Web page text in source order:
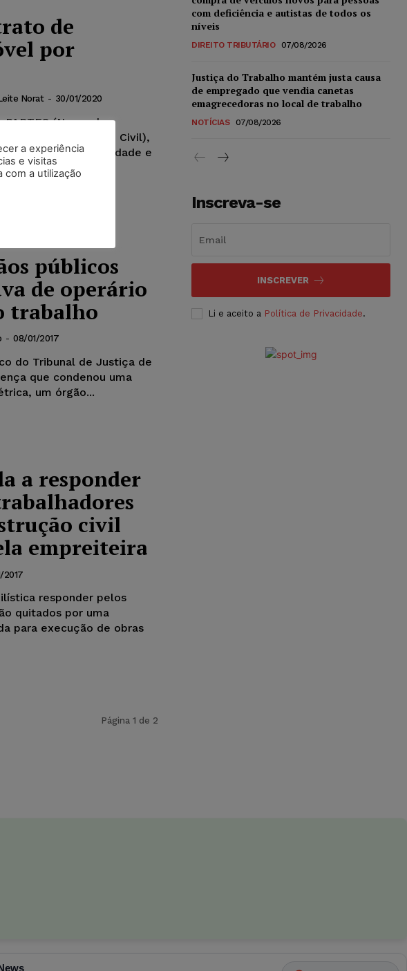
de
por
Norat - 30/01/2020
PARTES (Nome do
(Profissão), (Estado Civil),
- Carteira de Identidade e
na Rua...
públicos
de operário
trabalho
- 08/01/2017
do Tribunal de Justiça de
que condenou uma
um órgão...
a responder
civil
empreiteira
2017
responder pelos
quitados por uma
para execução de obras
Página 1 de 2
com deficiência e autistas de todos os
níveis
DIREITO TRIBUTÁRIO 07/08/2026
Justiça do Trabalho mantém justa causa
de empregado que vendia canetas
emagrecedoras no local de trabalho
NOTÍCIAS 07/08/2026
Inscreva-se
INSCREVER
Li e aceito a Política de Privacidade.
a experiência
e visitas
com a utilização